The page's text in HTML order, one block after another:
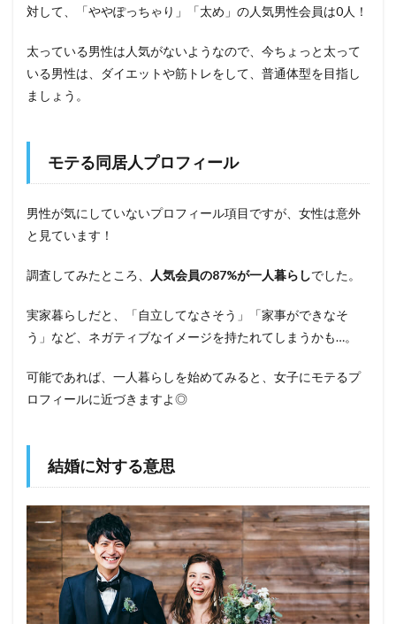
対して、「ややぽっちゃり」「太め」の人気男性会員は0人！
太っている男性は人気がないようなので、今ちょっと太って
いる男性は、ダイエットや筋トレをして、普通体型を目指し
ましょう。
モテる同居人プロフィール
男性が気にしていないプロフィール項目ですが、女性は意外
と見ています！
調査してみたところ、 人気会員の87%が一人暮らしでした。
実家暮らしだと、「自立してなさそう」「家事ができなそ
う」など、ネガティブなイメージを持たれてしまうかも…。
可能であれば、一人暮らしを始めてみると、女子にモテるプ
ロフィールに近づきますよ◎
結婚に対する意思